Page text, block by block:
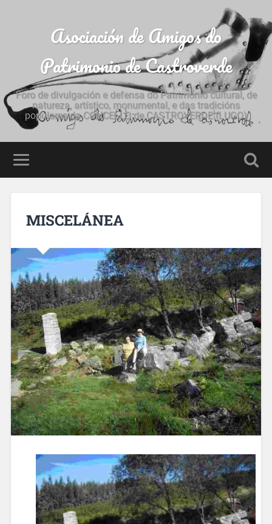
Asociación de Amigos do
Patrimonio de Castroverde
Foro de divulgación e defensa do Patrimonio cultural, de
natureza, artístico, monumental, e das tradicións
populares do CONCELLO de CASTROVERDE (LUGO)
MISCELÁNEA